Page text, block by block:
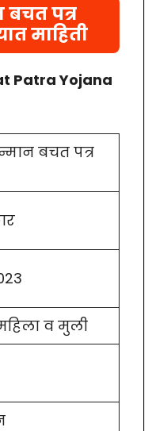
पत्र
माहिती
Patra Yojana
बचत पत्र
व मुली